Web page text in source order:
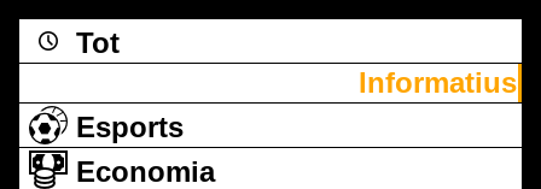
Tot
Informatius
Esports
Economia